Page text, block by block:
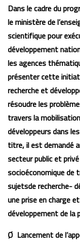
Dans le cadre du
le ministère de
scientifique pour
développement
les agences
présenter cette
recherche et
résoudre les
travers la
développeurs dans
titre, il est demandé
secteur public et
socioéconomique
sujetsde recherche-
une prise en charge
développement de
Ø Lancement de